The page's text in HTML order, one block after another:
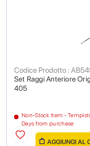
Set Raggi Anteriore
405
Codice Prodotto :
Non-Stock Item -
Days from purchase
AGGIUNGI AL